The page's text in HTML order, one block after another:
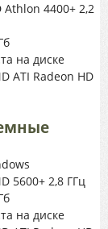
Athlon 4400+ 2,2
на диске
ATI Radeon HD
5600+ 2,8 ГГц
на диске